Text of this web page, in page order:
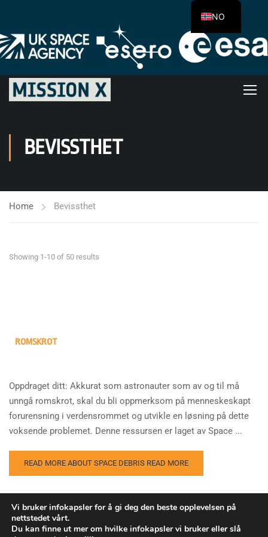
BEVISSTHET
Home Bevissthet
Showing 1-10 of 50 results
ROMSKROT
Oppdraget ditt: Akkurat som astronauter som av og til må
unngå romskrot, skal du bli oppmerksom på menneskeskapt
forurensning i verdensrommet og utvikle en løsning på dette
voksende problemet. Denne ressursen er laget av Space ...
READ MORE ABOUT SPACE DEBRIS READ MORE
Vi bruker infokapsler for å gi deg den beste opplevelsen på
nettstedet vårt.
Du kan finne ut mer om hvilke infokapsler vi bruker eller slå
NO